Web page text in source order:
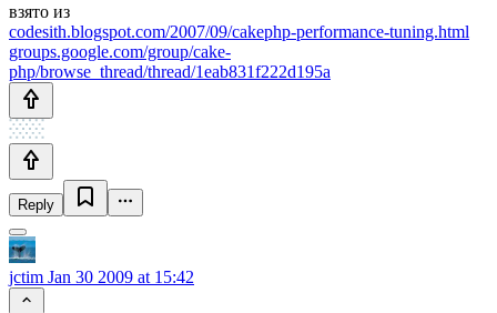
взято из
codesith.blogspot.com/2007/09/cakephp-performance-tuning.html
groups.google.com/group/cake-
php/browse_thread/thread/1eab831f222d195a
Reply
jctim Jan 30 2009 at 15:42